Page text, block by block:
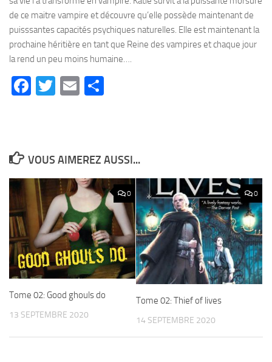
de ce maitre vampire et découvre qu’elle possède maintenant de
puisssantes capacités psychiques naturelles. Elle est maintenant la
prochaine héritière en tant que Reine des vampires et chaque jour
la rend un peu moins humaine….
Facebook
Twitter
Email
VOUS AIMEREZ AUSSI...
0
Tome 02: Good ghouls do
13 SEPTEMBRE 2020
0
Tome 02: Thief of lives
14 SEPTEMBRE 2020